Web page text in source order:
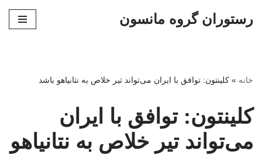
رستوران گروه مانسون
خانه » کلینتون: توافق با ایران می‌تواند تیر خلاص به نتانیاهو باشد
کلینتون: توافق با ایران
می‌تواند تیر خلاص به نتانیاهو